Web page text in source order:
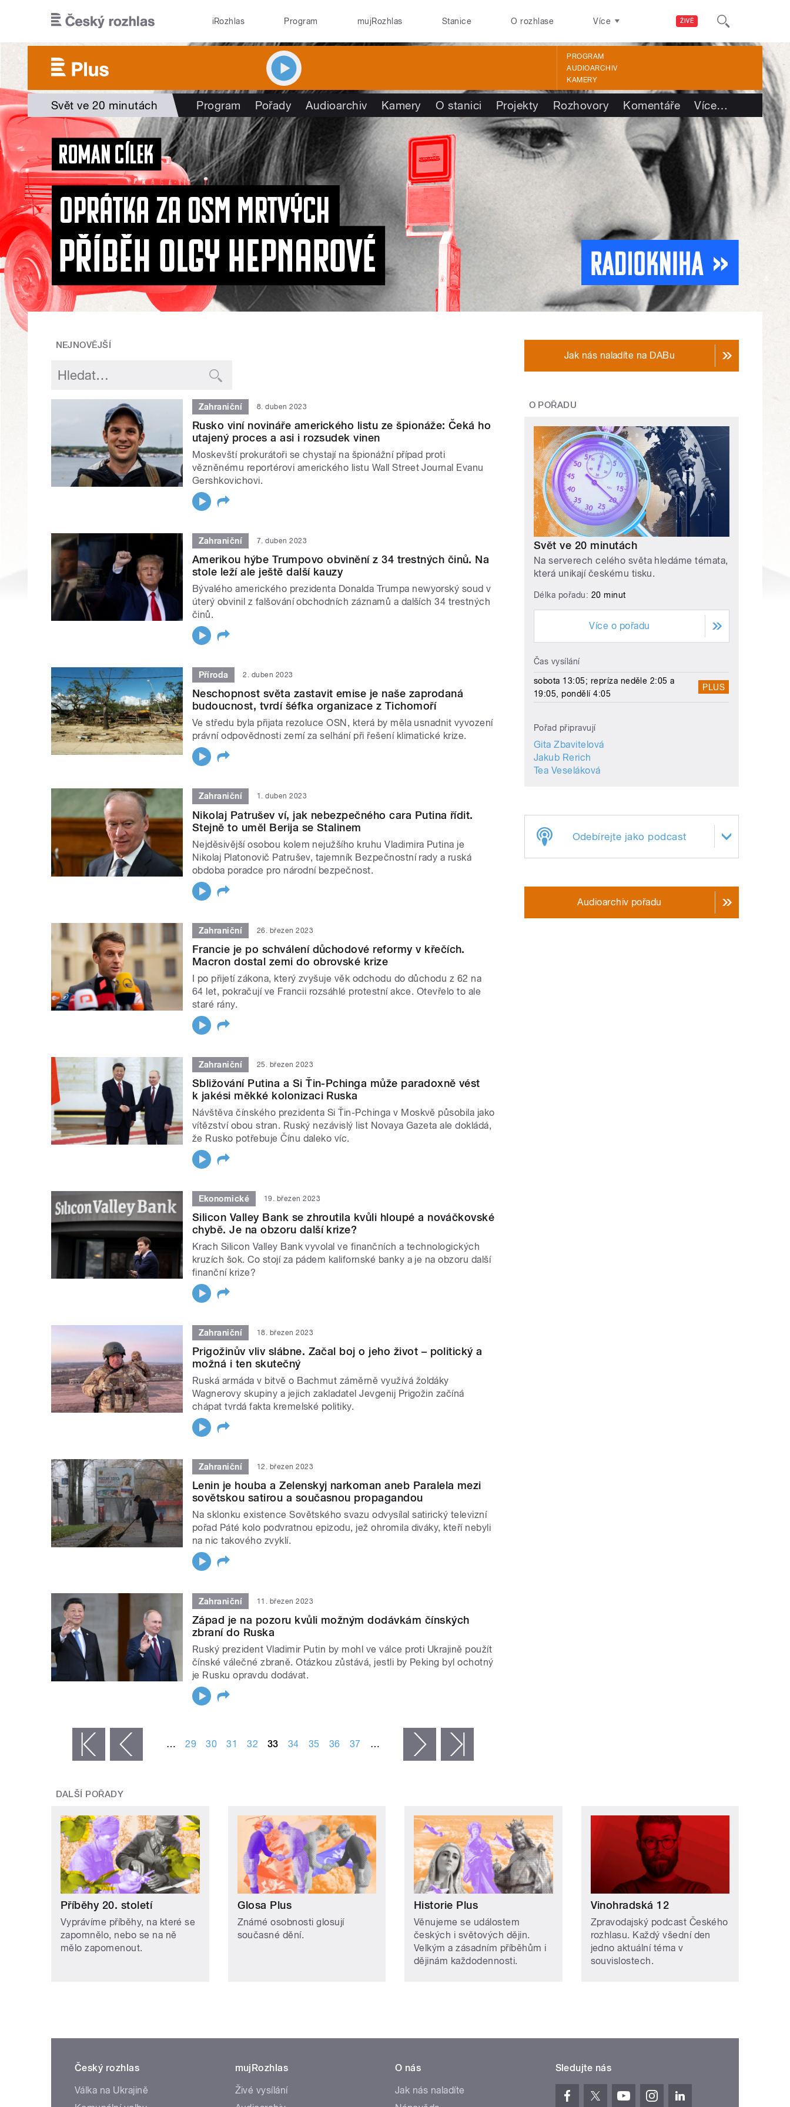
ŽIVĚ
iRozhlas Program mujRozhlas Stanice O rozhlase Více
PROGRAM
AUDIOARCHIV
KAMERY
Svět ve 20 minutách Program Pořady Audioarchiv Kamery O stanici Projekty Rozhovory Komentáře Více…
NEJNOVĚJŠÍ
Zahraniční 8. duben 2023
Rusko viní novináře amerického listu ze špionáže: Čeká ho
utajený proces a asi i rozsudek vinen
Moskevští prokurátoři se chystají na špionážní případ proti
vězněnému reportérovi amerického listu Wall Street Journal Evanu
Gershkovichovi.
Zahraniční 7. duben 2023
Amerikou hýbe Trumpovo obvinění z 34 trestných činů. Na
stole leží ale ještě další kauzy
Bývalého amerického prezidenta Donalda Trumpa newyorský soud v
úterý obvinil z falšování obchodních záznamů a dalších 34 trestných
činů.
Příroda 2. duben 2023
Neschopnost světa zastavit emise je naše zaprodaná
budoucnost, tvrdí šéfka organizace z Tichomoří
Ve středu byla přijata rezoluce OSN, která by měla usnadnit vyvození
právní odpovědnosti zemí za selhání při řešení klimatické krize.
Zahraniční 1. duben 2023
Nikolaj Patrušev ví, jak nebezpečného cara Putina řídit.
Stejně to uměl Berija se Stalinem
Nejděsivější osobou kolem nejužšího kruhu Vladimira Putina je
Nikolaj Platonovič Patrušev, tajemník Bezpečnostní rady a ruská
obdoba poradce pro národní bezpečnost.
Zahraniční 26. březen 2023
Francie je po schválení důchodové reformy v křečích.
Macron dostal zemi do obrovské krize
I po přijetí zákona, který zvyšuje věk odchodu do důchodu z 62 na
64 let, pokračují ve Francii rozsáhlé protestní akce. Otevřelo to ale
staré rány.
Zahraniční 25. březen 2023
Sbližování Putina a Si Ťin-Pchinga může paradoxně vést
k jakési měkké kolonizaci Ruska
Návštěva čínského prezidenta Si Ťin-Pchinga v Moskvě působila jako
vítězství obou stran. Ruský nezávislý list Novaya Gazeta ale dokládá,
že Rusko potřebuje Čínu daleko víc.
Ekonomické 19. březen 2023
Silicon Valley Bank se zhroutila kvůli hloupé a nováčkovské
chybě. Je na obzoru další krize?
Krach Silicon Valley Bank vyvolal ve finančních a technologických
kruzích šok. Co stojí za pádem kalifornské banky a je na obzoru další
finanční krize?
Zahraniční 18. březen 2023
Prigožinův vliv slábne. Začal boj o jeho život – politický a
možná i ten skutečný
Ruská armáda v bitvě o Bachmut záměrně využívá žoldáky
Wagnerovy skupiny a jejich zakladatel Jevgenij Prigožin začíná
chápat tvrdá fakta kremelské politiky.
Zahraniční 12. březen 2023
Lenin je houba a Zelenskyj narkoman aneb Paralela mezi
sovětskou satirou a současnou propagandou
Na sklonku existence Sovětského svazu odvysílal satirický televizní
pořad Páté kolo podvratnou epizodu, jež ohromila diváky, kteří nebyli
na nic takového zvyklí.
Zahraniční 11. březen 2023
Západ je na pozoru kvůli možným dodávkám čínských
zbraní do Ruska
Ruský prezident Vladimir Putin by mohl ve válce proti Ukrajině použít
čínské válečné zbraně. Otázkou zůstává, jestli by Peking byl ochotný
je Rusku opravdu dodávat.
‹ předchozí … 29 30 31 32 33 34 35 36 37 … následující ›
Jak nás naladíte na DABu
O POŘADU
Svět ve 20 minutách
Na serverech celého světa hledáme témata,
která unikají českému tisku.
Délka pořadu: 20 minut
Více o pořadu
Čas vysílání
sobota 13:05; repríza neděle 2:05 a
19:05, pondělí 4:05
PLUS
Pořad připravují
Gita Zbavitelová
Jakub Rerich
Tea Veseláková
Odebírejte jako podcast
Audioarchiv pořadu
DALŠÍ POŘADY
Příběhy 20. století
Vyprávíme příběhy, na které se
zapomnělo, nebo se na ně
mělo zapomenout.
Glosa Plus
Známé osobnosti glosují
současné dění.
Historie Plus
Věnujeme se událostem
českých i světových dějin.
Velkým a zásadním příběhům i
dějinám každodennosti.
Vinohradská 12
Zpravodajský podcast Českého
rozhlasu. Každý všední den
jedno aktuální téma v
souvislostech.
Český rozhlas
Válka na Ukrajině
mujRozhlas
Živé vysílání
O nás
Jak nás naladíte
Sledujte nás